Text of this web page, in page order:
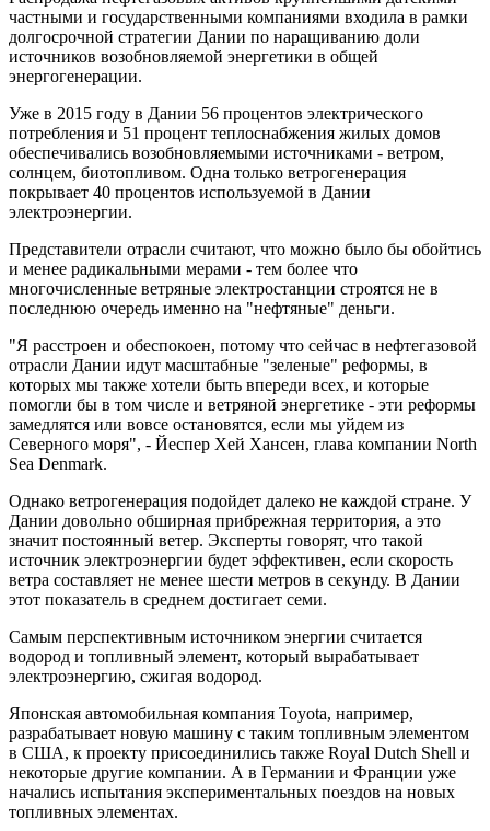
частными и государственными компаниями входила в рамки
долгосрочной стратегии Дании по наращиванию доли
источников возобновляемой энергетики в общей
энергогенерации.
Уже в 2015 году в Дании 56 процентов электрического
потребления и 51 процент теплоснабжения жилых домов
обеспечивались возобновляемыми источниками - ветром,
солнцем, биотопливом. Одна только ветрогенерация
покрывает 40 процентов используемой в Дании
электроэнергии.
Представители отрасли считают, что можно было бы обойтись
и менее радикальными мерами - тем более что
многочисленные ветряные электростанции строятся не в
последнюю очередь именно на "нефтяные" деньги.
"Я расстроен и обеспокоен, потому что сейчас в нефтегазовой
отрасли Дании идут масштабные "зеленые" реформы, в
которых мы также хотели быть впереди всех, и которые
помогли бы в том числе и ветряной энергетике - эти реформы
замедлятся или вовсе остановятся, если мы уйдем из
Северного моря", - Йеспер Хей Хансен, глава компании North
Sea Denmark.
Однако ветрогенерация подойдет далеко не каждой стране. У
Дании довольно обширная прибрежная территория, а это
значит постоянный ветер. Эксперты говорят, что такой
источник электроэнергии будет эффективен, если скорость
ветра составляет не менее шести метров в секунду. В Дании
этот показатель в среднем достигает семи.
Самым перспективным источником энергии считается
водород и топливный элемент, который вырабатывает
электроэнергию, сжигая водород.
Японская автомобильная компания Toyota, например,
разрабатывает новую машину с таким топливным элементом
в США, к проекту присоединились также Royal Dutch Shell и
некоторые другие компании. А в Германии и Франции уже
начались испытания экспериментальных поездов на новых
топливных элементах.